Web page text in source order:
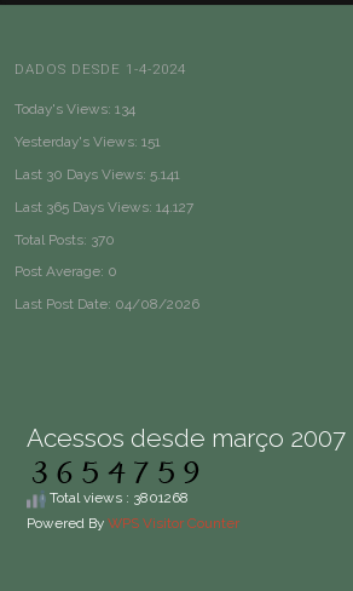
DADOS DESDE 1-4-2024
Today's Views: 134
Yesterday's Views: 151
Last 30 Days Views: 5.141
Last 365 Days Views: 14.127
Total Posts: 370
Post Average: 0
Last Post Date: 04/08/2026
Acessos desde março 2007
Total views : 3801268
Powered By WPS Visitor Counter